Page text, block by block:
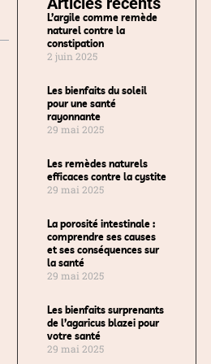
L’argile comme remède
naturel contre la
constipation
2 juin 2025
Les bienfaits du soleil
pour une santé
rayonnante
29 mai 2025
Les remèdes naturels
efficaces contre la cystite
29 mai 2025
La porosité intestinale :
comprendre ses causes
et ses conséquences sur
la santé
29 mai 2025
Les bienfaits surprenants
de l’agaricus blazei pour
votre santé
29 mai 2025